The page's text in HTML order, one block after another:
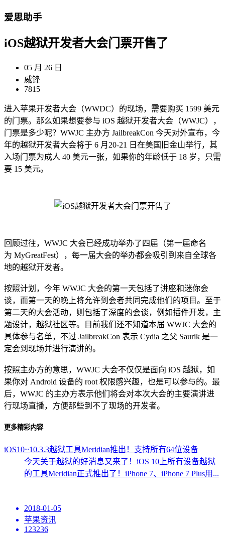
爱思助手
iOS越狱开发者大会门票开售了
05 月 26 日
威锋
7815
进入苹果开发者大会（WWDC）的现场，需要购买 1599 美元
的门票。那么如果想要参与 iOS 越狱开发者大会（WWJC），
门票是多少呢？WWJC 主办方 JailbreakCon 今天对外宣布，今
年的越狱开发者大会将于 6 月20-21 日在美国旧金山举行，其
入场门票为成人 40 美元一张，如果你的年龄低于 18 岁，只需
要 15 美元。
回顾过往，WWJC 大会已经成功举办了四届（第一届命名
为 MyGreatFest），每一届大会的举办都会吸引到来自全球各
地的越狱开发者。
按照计划，今年 WWJC 大会的第一天包括了讲座和迷你会
谈，而第一天的晚上将允许到会者共同完成他们的项目。至于
第二天的大会活动，则包括了深度的会谈，例如插件开发，主
题设计，越狱社区等。目前我们还不知道本届 WWJC 大会的
具体参与名单，不过 JailbreakCon 表示 Cydia 之父 Saurik 是一
定会到现场并进行演讲的。
按照主办方的意思，WWJC 大会不仅仅是面向 iOS 越狱，如
果你对 Android 设备的 root 权限感兴趣，也是可以参与的。最
后，WWJC 的主办方表示他们将会对本次大会的主要演讲进
行现场直播，方便那些到不了现场的开发者。
更多精彩内容
iOS10~10.3.3越狱工具Meridian推出！支持所有64位设备
今天关于越狱的好消息又来了！iOS 10上所有设备越狱
的工具Meridian正式推出了！iPhone 7、iPhone 7 Plus用...
2018-01-05
苹果资讯
123236